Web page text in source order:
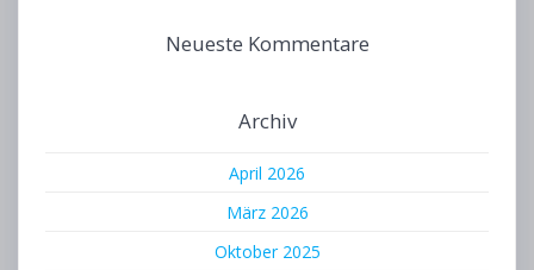
Neueste Kommentare
Archiv
April 2026
März 2026
Oktober 2025